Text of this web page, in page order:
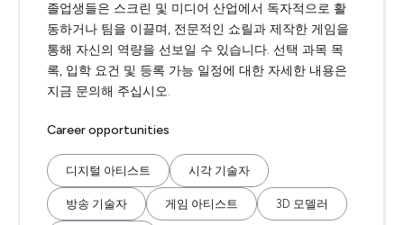
졸업생들은 스크린 및 미디어 산업에서 독자적으로 활
동하거나 팀을 이끌며, 전문적인 쇼릴과 제작한 게임을
통해 자신의 역량을 선보일 수 있습니다. 선택 과목 목
록, 입학 요건 및 등록 가능 일정에 대한 자세한 내용은
지금 문의해 주십시오.
Career opportunities
디지털 아티스트 시각 기술자
방송 기술자 게임 아티스트 3D 모델러